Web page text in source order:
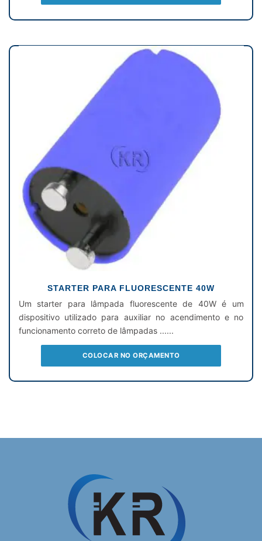
STARTER PARA FLUORESCENTE 40W
Um starter para lâmpada fluorescente de 40W é um
dispositivo utilizado para auxiliar no acendimento e no
funcionamento correto de lâmpadas ......
COLOCAR NO ORÇAMENTO